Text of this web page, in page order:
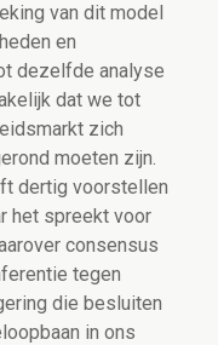
van dit model
en
dezelfde analyse
dat we tot
zich
moeten zijn.
dertig voorstellen
het spreekt voor
consensus
tegen
die besluiten
in ons